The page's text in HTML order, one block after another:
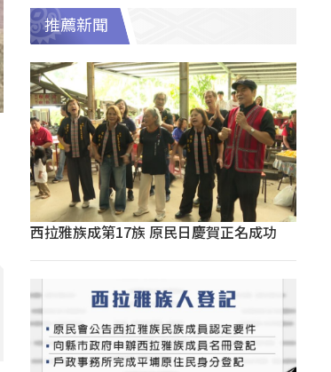
推薦新聞
西拉雅族成第17族 原民日慶賀正名成功